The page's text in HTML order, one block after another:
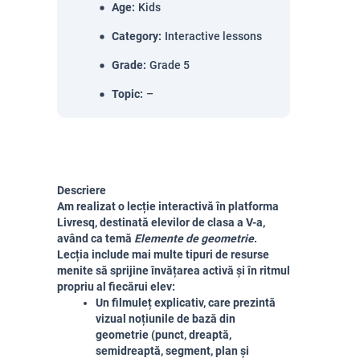
Age: Kids
Category: Interactive lessons
Grade: Grade 5
Topic: –
Descriere
Am realizat o lecție interactivă în platforma
Livresq, destinată elevilor de clasa a V-a,
având ca temă Elemente de geometrie.
Lecția include mai multe tipuri de resurse
menite să sprijine învățarea activă și în ritmul
propriu al fiecărui elev:
Un filmuleț explicativ, care prezintă
vizual noțiunile de bază din
geometrie (punct, dreaptă,
semidreaptă, segment, plan și